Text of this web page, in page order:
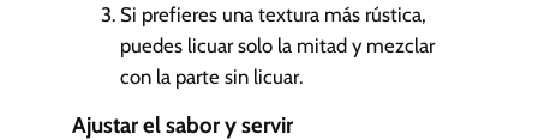
Si prefieres una textura más rústica,
puedes licuar solo la mitad y mezclar
con la parte sin licuar.
Ajustar el sabor y servir